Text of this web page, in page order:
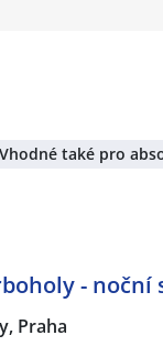
Vhodné také pro
- noční
Praha